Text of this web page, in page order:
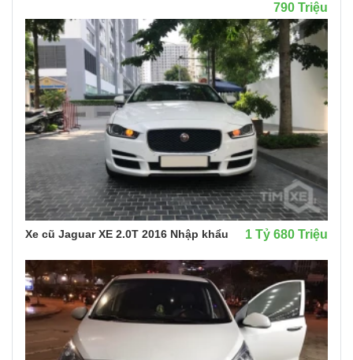
790 Triệu
Xe cũ Jaguar XE 2.0T 2016 Nhập khẩu 1 Tỷ 680 Triệu